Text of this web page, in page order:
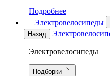
Подробнее
Электровелосипеды
Назад
Электровелосипеды
Подборки